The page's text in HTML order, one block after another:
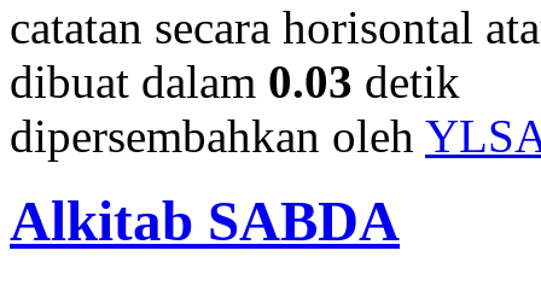
catatan secara horisontal
dibuat dalam 0.03 detik
dipersembahkan oleh
Alkitab SABDA